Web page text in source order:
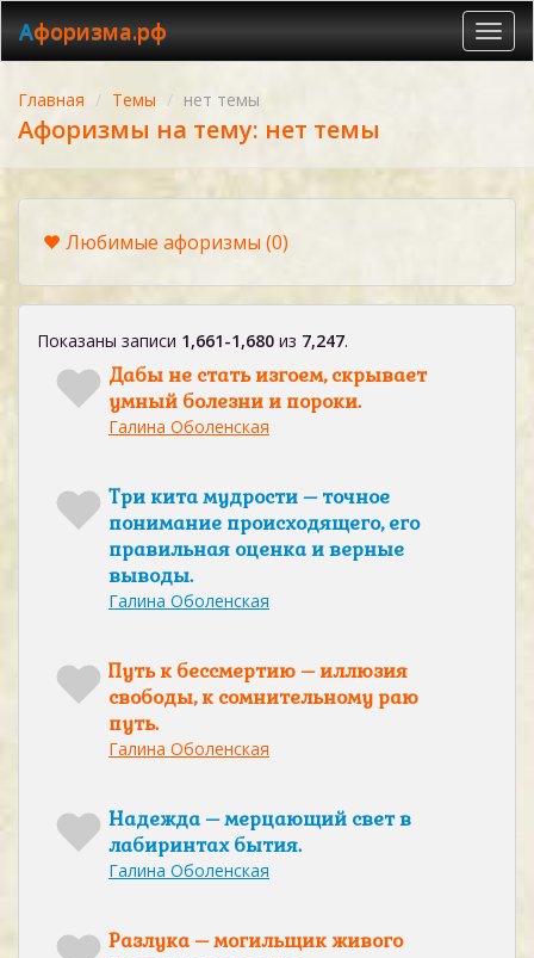
Афоризма.рф
Главная Темы нет темы
Афоризмы на тему: нет темы
Любимые афоризмы(0)
Показаны записи 1,661-1,680 из 7,247.
Дабы не стать изгоем, скрывает
умный болезни и пороки.
Галина Оболенская
Три кита мудрости – точное
понимание происходящего, его
правильная оценка и верные
выводы.
Галина Оболенская
Путь к бессмертию – иллюзия
свободы, к сомнительному раю
путь.
Галина Оболенская
Надежда – мерцающий свет в
лабиринтах бытия.
Галина Оболенская
Разлука – могильщик живого